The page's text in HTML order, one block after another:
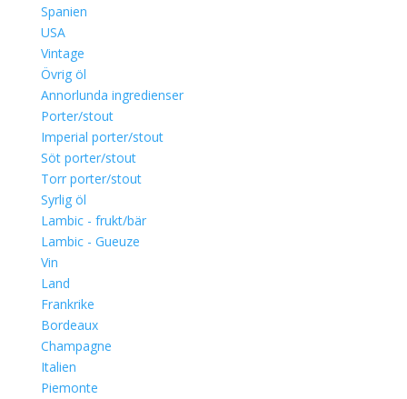
Spanien
USA
Vintage
Övrig öl
Annorlunda ingredienser
Porter/stout
Imperial porter/stout
Söt porter/stout
Torr porter/stout
Syrlig öl
Lambic - frukt/bär
Lambic - Gueuze
Vin
Land
Frankrike
Bordeaux
Champagne
Italien
Piemonte